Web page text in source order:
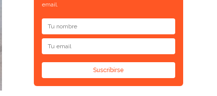
email.
Suscribirse